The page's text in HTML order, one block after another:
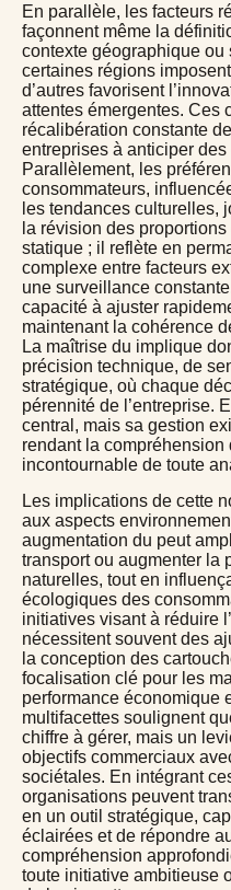
En parallèle, les facteurs
façonnent même la
contexte géographique ou
certaines régions
d’autres favorisent
attentes émergentes. Ces
récalibération constante
entreprises à anticiper
Parallèlement, les
consommateurs,
les tendances culturelles,
la révision des
statique ; il reflète en
complexe entre facteurs
une surveillance
capacité à ajuster
maintenant la cohérence
La maîtrise du implique
précision technique, de
stratégique, où chaque
pérennité de l’entreprise.
central, mais sa gestion
rendant la compréhension
incontournable de toute
Les implications de cette
aux aspects
augmentation du peut
transport ou augmenter la
naturelles, tout en
écologiques des
initiatives visant à réduire
nécessitent souvent des
la conception des
focalisation clé pour les
performance économique
multifacettes soulignent
chiffre à gérer, mais un
objectifs commerciaux
sociétales. En intégrant
organisations peuvent
en un outil stratégique,
éclairées et de répondre
compréhension
toute initiative ambitieuse